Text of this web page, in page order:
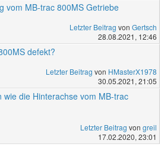
vom MB-trac 800MS Getriebe
Letzter Beitrag von Gertsch
28.08.2021, 12:46
defekt?
Letzter Beitrag von HMasterX1978
30.05.2021, 21:05
wie die Hinterachse vom MB-trac
Letzter Beitrag von greil
17.02.2020, 23:01